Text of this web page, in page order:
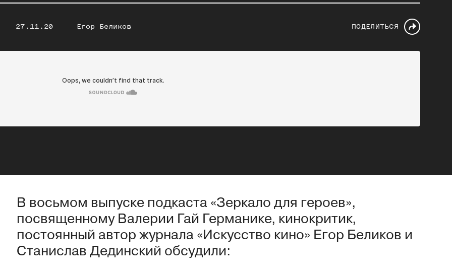
27.11.20 Егор Беликов ПОДЕЛИТЬСЯ
В восьмом выпуске подкаста «Зеркало для героев»,
посвященному Валерии Гай Германике, кинокритик,
постоянный автор журнала «Искусство кино» Егор Беликов и
Станислав Дединский обсудили: